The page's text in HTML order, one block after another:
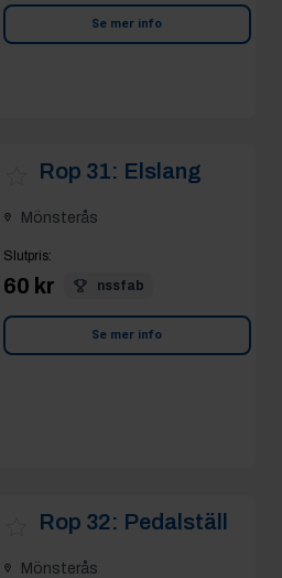
Se mer info
Rop 31: Elslang
Mönsterås
Slutpris:
60 kr nssfab
Se mer info
Rop 32: Pedalställ
Mönsterås